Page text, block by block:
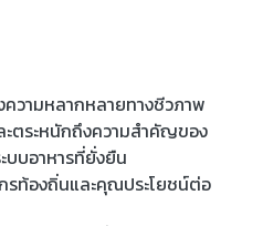
ความหลากหลายทางชีวภาพ
ะตระหนักถึงความสำคัญของ
บบอาหารที่ยั่งยืน
ท้องถิ่นและคุณประโยชน์ต่อ